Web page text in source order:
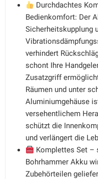
Durchdachtes
Bedienkomfort: Der
Sicherheitskupplung
verhindert
schont Ihre
Zusatzgriff
Räumen und unter
Aluminiumgehäuse
versehentlichem
schützt die
und verlängert die
Komplettes Set –
Bohrhammer Akku
Zubehörteilen